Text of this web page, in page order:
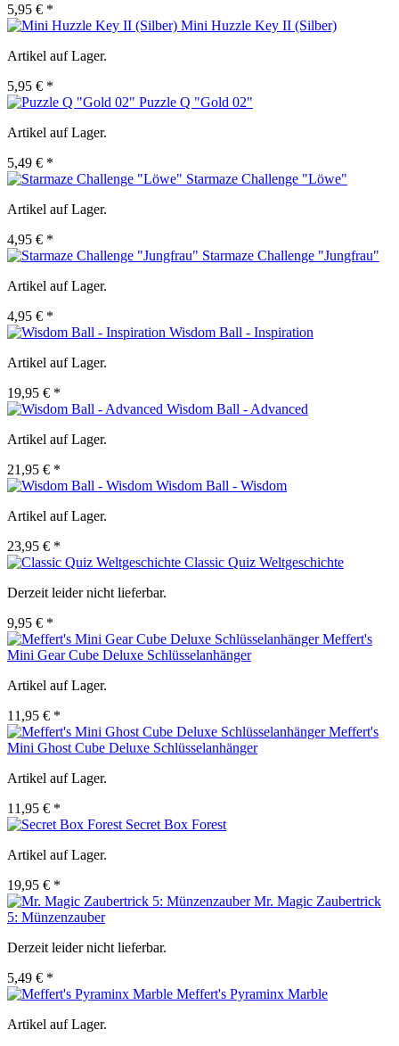
5,95 € *
Mini Huzzle Key II (Silber)
Artikel auf Lager.
5,95 € *
Puzzle Q "Gold 02"
Artikel auf Lager.
5,49 € *
Starmaze Challenge "Löwe"
Artikel auf Lager.
4,95 € *
Starmaze Challenge "Jungfrau"
Artikel auf Lager.
4,95 € *
Wisdom Ball - Inspiration
Artikel auf Lager.
19,95 € *
Wisdom Ball - Advanced
Artikel auf Lager.
21,95 € *
Wisdom Ball - Wisdom
Artikel auf Lager.
23,95 € *
Classic Quiz Weltgeschichte
Derzeit leider nicht lieferbar.
9,95 € *
Meffert's
Mini Gear Cube Deluxe Schlüsselanhänger
Artikel auf Lager.
11,95 € *
Meffert's
Mini Ghost Cube Deluxe Schlüsselanhänger
Artikel auf Lager.
11,95 € *
Secret Box Forest
Artikel auf Lager.
19,95 € *
Mr. Magic Zaubertrick
5: Münzenzauber
Derzeit leider nicht lieferbar.
5,49 € *
Meffert's Pyraminx Marble
Artikel auf Lager.